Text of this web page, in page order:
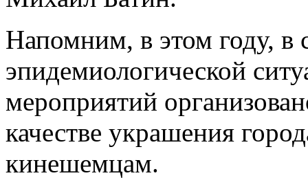
Напомним, в этом году, в
эпидемиологической
мероприятий
качестве украшения
кинешемцам.